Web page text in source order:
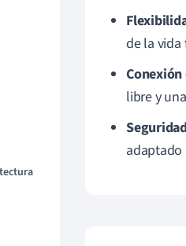
de la vida
libre y
adaptado